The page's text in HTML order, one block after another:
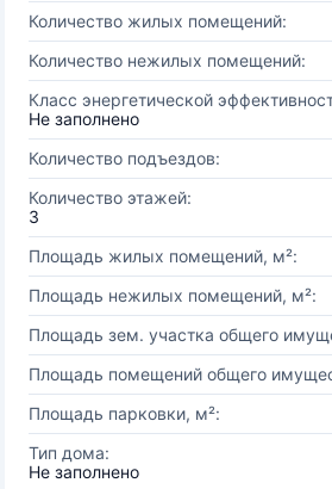
Количество жилых помещений:
Количество нежилых помещений:
Класс энергетической
Не заполнено
Количество подъездов:
Количество этажей:
3
Площадь жилых помещений, м²:
Площадь нежилых помещений, м²:
Площадь зем. участка общего
Площадь помещений общего
Площадь парковки, м²:
Тип дома:
Не заполнено